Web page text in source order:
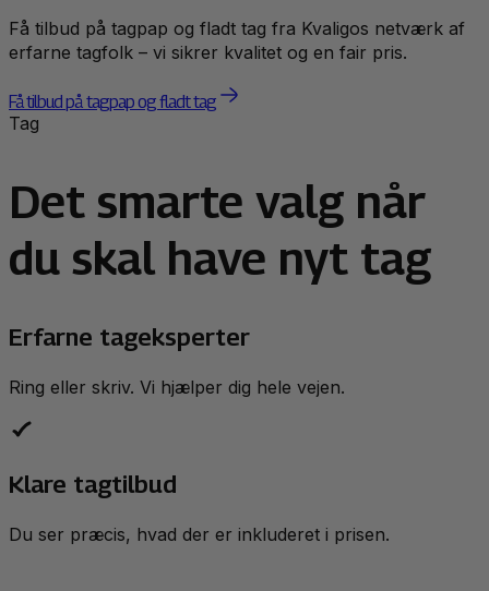
Få tilbud på tagpap og fladt tag fra Kvaligos netværk af
erfarne tagfolk – vi sikrer kvalitet og en fair pris.
Få tilbud på tagpap og fladt tag
Tag
Det smarte valg når
du skal have nyt tag
Erfarne tageksperter
Ring eller skriv. Vi hjælper dig hele vejen.
Klare tagtilbud
Du ser præcis, hvad der er inkluderet i prisen.